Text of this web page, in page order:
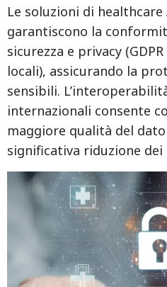
Le soluzioni di
garantiscono la
sicurezza e privacy
locali), assicurando la
sensibili.
internazionali consente
maggiore qualità del
significativa riduzione